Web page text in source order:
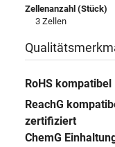
Zellenanzahl (Stück)
3 Zellen
RoHS kompatibel
ReachG
zertifiziert
ChemG